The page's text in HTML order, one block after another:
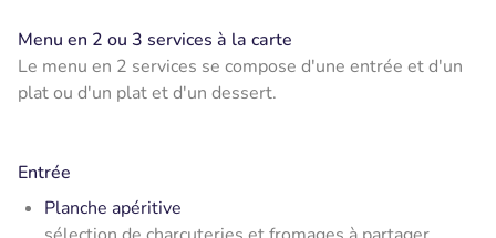
Menu en 2 ou 3 services à la carte
Le menu en 2 services se compose d'une entrée et d'un
plat ou d'un plat et d'un dessert.
Entrée
Planche apéritive